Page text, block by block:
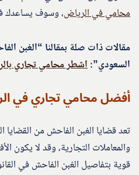
محامي في الرياض، وسوف يساعدك
مقالات ذات صلة بمقالنا “الغبن
السعودي”:اشطر محامي تجاري
أفضل محامي تجاري في
تعد قضايا الغبن الفاحش من القضايا
والمعاملات التجارية، وقد لا يكون
قوية بتفاصيل الغبن الفاحش في